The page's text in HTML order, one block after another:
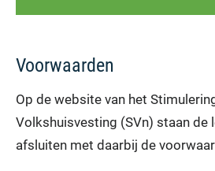
Voorwaarden
Op de website van het
Volkshuisvesting (SVn) staan de
afsluiten met daarbij de